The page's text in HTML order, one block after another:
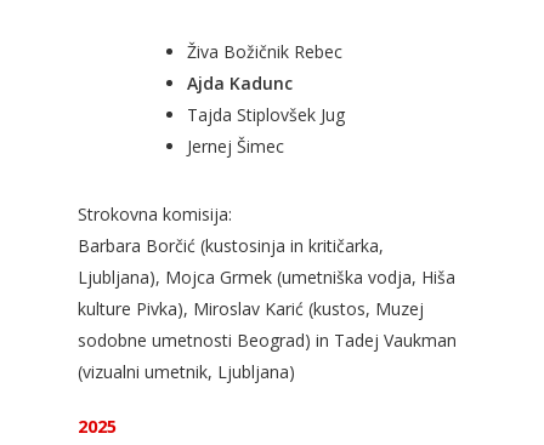
Živa Božičnik Rebec
Ajda Kadunc
Tajda Stiplovšek Jug
Jernej Šimec
Strokovna komisija:
Barbara Borčić (kustosinja in kritičarka,
Ljubljana), Mojca Grmek (umetniška vodja, Hiša
kulture Pivka), Miroslav Karić (kustos, Muzej
sodobne umetnosti Beograd) in Tadej Vaukman
(vizualni umetnik, Ljubljana)
2025